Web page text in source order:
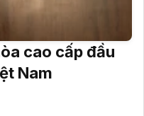
cao cấp đầu
Nam